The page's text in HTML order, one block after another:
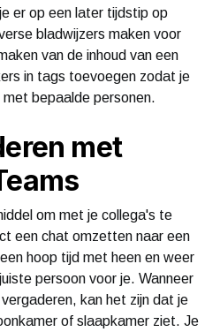
er op een later tijdstip op
bladwijzers maken voor
van de inhoud van een
in tags toevoegen zodat je
met bepaalde personen.
met
om met je collega's te
een chat omzetten naar een
hoop tijd met heen en weer
persoon voor je. Wanneer
kan het zijn dat je
of slaapkamer ziet. Je